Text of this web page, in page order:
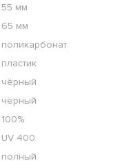
55 мм
65 мм
поликарбонат
пластик
чёрный
чёрный
100%
UV 400
полный